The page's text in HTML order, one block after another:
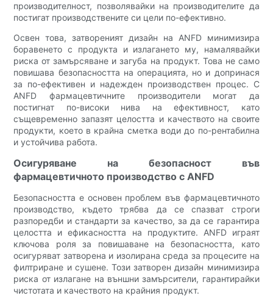
производителност, позволявайки на производителите да
постигат производствените си цели по-ефективно.
Освен това, затвореният дизайн на ANFD минимизира
боравенето с продукта и излагането му, намалявайки
риска от замърсяване и загуба на продукт. Това не само
повишава безопасността на операцията, но и допринася
за по-ефективен и надежден производствен процес. С
ANFD фармацевтичните производители могат да
постигнат по-високи нива на ефективност, като
същевременно запазят целостта и качеството на своите
продукти, което в крайна сметка води до по-рентабилна
и устойчива работа.
Осигуряване на безопасност във
фармацевтичното производство с ANFD
Безопасността е основен проблем във фармацевтичното
производство, където трябва да се спазват строги
разпоредби и стандарти за качество, за да се гарантира
целостта и ефикасността на продуктите. ANFD играят
ключова роля за повишаване на безопасността, като
осигуряват затворена и изолирана среда за процесите на
филтриране и сушене. Този затворен дизайн минимизира
риска от излагане на външни замърсители, гарантирайки
чистотата и качеството на крайния продукт.